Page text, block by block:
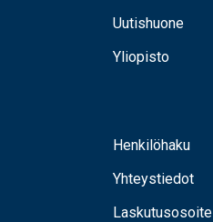
Uutishuone
Yliopisto
Henkilöhaku
Yhteystiedot
Laskutusosoite